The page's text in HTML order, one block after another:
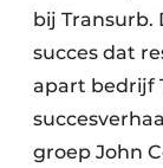
bij Transurb.
succes dat
apart bedrijf
groep John